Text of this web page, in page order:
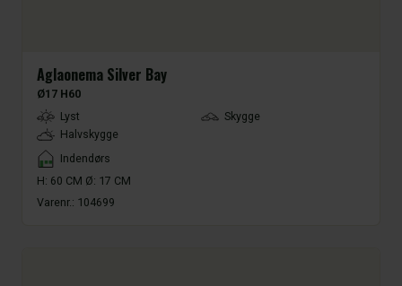
Aglaonema Silver Bay
Ø17 H60
LightType
Lyst
Skygge
Halvskygge
Placement
Indendørs
H: 60 CM Ø: 17 CM
Varenr.: 104699